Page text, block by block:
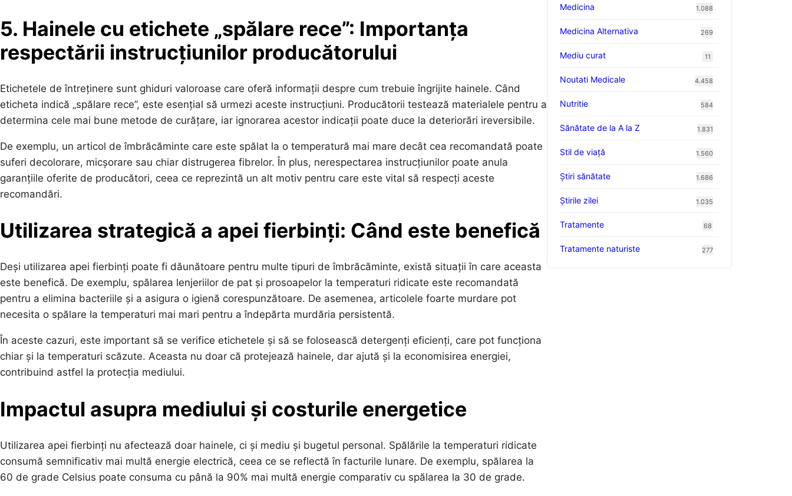
5. Hainele cu etichete „spălare rece”: Importanța
respectării instrucțiunilor producătorului
Etichetele de întreținere sunt ghiduri valoroase care oferă informații despre cum trebuie îngrijite hainele. Când
eticheta indică „spălare rece”, este esențial să urmezi aceste instrucțiuni. Producătorii testează materialele pentru a
determina cele mai bune metode de curățare, iar ignorarea acestor indicații poate duce la deteriorări ireversibile.
De exemplu, un articol de îmbrăcăminte care este spălat la o temperatură mai mare decât cea recomandată poate
suferi decolorare, micșorare sau chiar distrugerea fibrelor. În plus, nerespectarea instrucțiunilor poate anula
garanțiile oferite de producători, ceea ce reprezintă un alt motiv pentru care este vital să respecți aceste
recomandări.
Utilizarea strategică a apei fierbinți: Când este benefică
Deși utilizarea apei fierbinți poate fi dăunătoare pentru multe tipuri de îmbrăcăminte, există situații în care aceasta
este benefică. De exemplu, spălarea lenjeriilor de pat și prosoapelor la temperaturi ridicate este recomandată
pentru a elimina bacteriile și a asigura o igienă corespunzătoare. De asemenea, articolele foarte murdare pot
necesita o spălare la temperaturi mai mari pentru a îndepărta murdăria persistentă.
În aceste cazuri, este important să se verifice etichetele și să se folosească detergenți eficienți, care pot funcționa
chiar și la temperaturi scăzute. Aceasta nu doar că protejează hainele, dar ajută și la economisirea energiei,
contribuind astfel la protecția mediului.
Impactul asupra mediului și costurile energetice
Utilizarea apei fierbinți nu afectează doar hainele, ci și mediu și bugetul personal. Spălările la temperaturi ridicate
consumă semnificativ mai multă energie electrică, ceea ce se reflectă în facturile lunare. De exemplu, spălarea la
60 de grade Celsius poate consuma cu până la 90% mai multă energie comparativ cu spălarea la 30 de grade.
Medicina 1.088
Medicina Alternativa 269
Mediu curat 11
Noutati Medicale 4.458
Nutritie 584
Sănătate de la A la Z 1.831
Stil de viaţă 1.560
Ştiri sănătate 1.686
Știrile zilei 1.035
Tratamente 68
Tratamente naturiste 277